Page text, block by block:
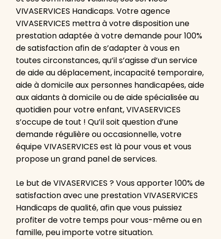
VIVASERVICES Handicaps. Votre agence
VIVASERVICES mettra à votre disposition une
prestation adaptée à votre demande pour 100%
de satisfaction afin de s’adapter à vous en
toutes circonstances, qu’il s’agisse d’un service
de aide au déplacement, incapacité temporaire,
aide à domicile aux personnes handicapées, aide
aux aidants à domicile ou de aide spécialisée au
quotidien pour votre enfant, VIVASERVICES
s’occupe de tout ! Qu’il soit question d’une
demande régulière ou occasionnelle, votre
équipe VIVASERVICES est là pour vous et vous
propose un grand panel de services.
Le but de VIVASERVICES ? Vous apporter 100% de
satisfaction avec une prestation VIVASERVICES
Handicaps de qualité, afin que vous puissiez
profiter de votre temps pour vous-même ou en
famille, peu importe votre situation.